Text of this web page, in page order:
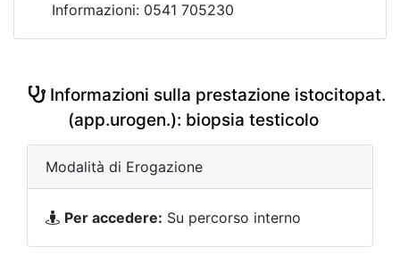
Informazioni: 0541 705230
Informazioni sulla prestazione istocitopat.
(app.urogen.): biopsia testicolo
Modalità di Erogazione
Per accedere: Su percorso interno